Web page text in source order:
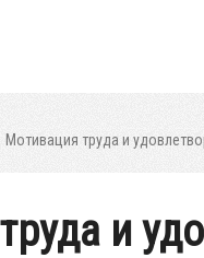
Мотивация труда и
и